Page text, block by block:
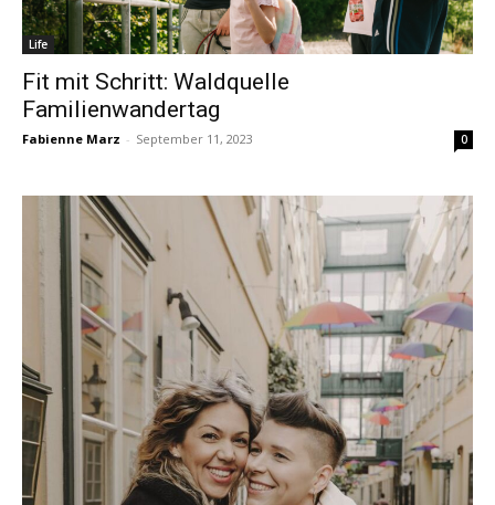
Life
Fit mit Schritt: Waldquelle
Familienwandertag
Fabienne Marz - September 11, 2023 0